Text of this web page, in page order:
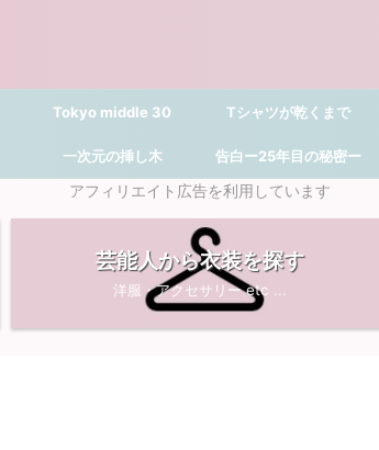
Tokyo middle 30 Tシャツが乾くまで
一次元の挿し木 告白ー25年目の秘密ー
アフィリエイト広告を利用しています
芸能人から衣装を探す
洋服・アクセサリー etc ...